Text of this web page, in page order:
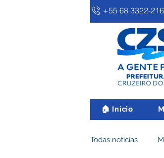
+55 68 3322-
🏠 Início
Todas notícias